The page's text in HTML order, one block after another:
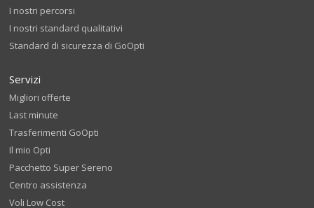
I nostri percorsi
I nostri standard qualitativi
Standard di sicurezza di GoOpti
Servizi
Migliori offerte
Last minute
Trasferimenti GoOpti
Il mio Opti
Pacchetto Super Sereno
Centro assistenza
Voli Low Cost